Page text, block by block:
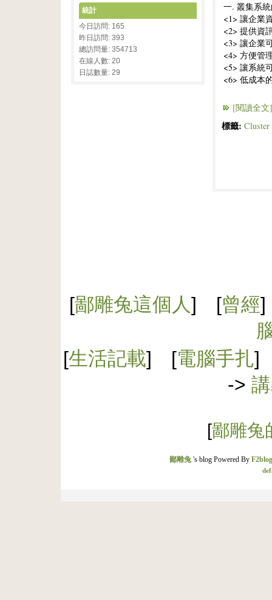
一. 叢集系
<1> 讓企業
<2> 提供資
<3> 讓企業
<4> 方便管
<5> 讓系統
<6> 低成本
[閱讀全文]
標籤:
統計
今日訪問: 165
昨日訪問: 393
總訪問量: 354713
在線人數: 20
日誌數量: 29
[鄙雕兔這個人] [曾經
[生活記載] [電腦手扎]
->
[鄙雕兔
鄙雕兔's blog Powered By